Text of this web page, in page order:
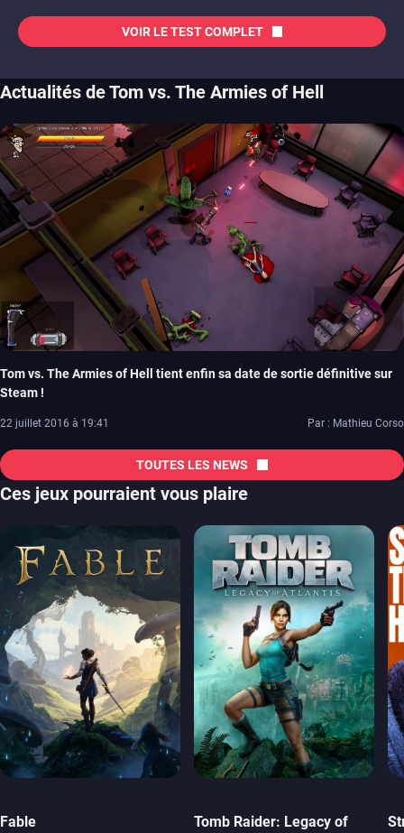
VOIR LE TEST COMPLET
Actualités de Tom vs. The Armies of Hell
Tom vs. The Armies of Hell tient enfin sa date de sortie définitive sur
Steam !
22 juillet 2016 à 19:41 Par : Mathieu Corso
TOUTES LES NEWS
Ces jeux pourraient vous plaire
Fable Tomb Raider: Legacy of